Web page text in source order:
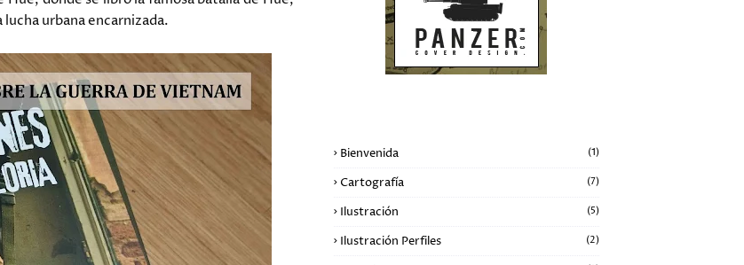
urbana encarnizada.
Bienvenida (1)
Cartografía (7)
Ilustración (5)
Ilustración Perfiles (2)